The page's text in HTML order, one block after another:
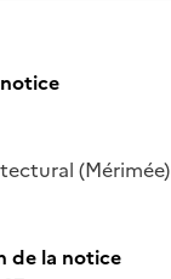
(Mérimée)
de la notice